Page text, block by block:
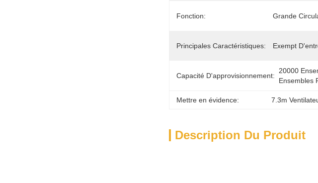
Fonction: Grande
Principales Caractéristiques: Exempt
Capacité D'approvisionnement:
20000
Ensembles
Mettre en évidence: 7.3m
Description Du Produit